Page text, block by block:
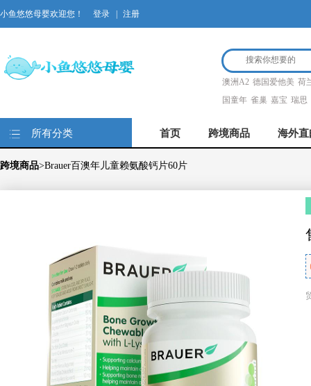
小鱼悠悠母婴欢迎您！ 登录 注册
澳洲A2 德国爱他美 荷
国童年 雀巢 嘉宝 瑞思
所有分类 首页 跨境商品 海外直
跨境商品>Brauer百澳年儿童赖氨酸钙片60片